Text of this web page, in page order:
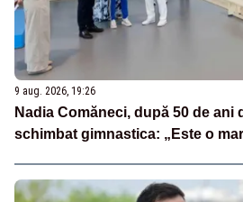
9 aug. 2026, 19:26
Nadia Comăneci, după 50 de ani
schimbat gimnastica: „Este o